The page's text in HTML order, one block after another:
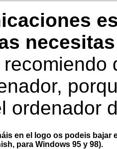
recomiendo
ordenador
en el logo os podeis bajar
para Windows 95 y 98).